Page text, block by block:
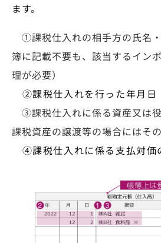
ます。
①課税仕入れの相手方の氏名
簿に記載不要も、該当するインボ
理が必要）
②課税仕入れを行った年月日
③課税仕入れに係る資産又は
課税資産の譲渡等の場合にはその
④課税仕入れに係る支払対価